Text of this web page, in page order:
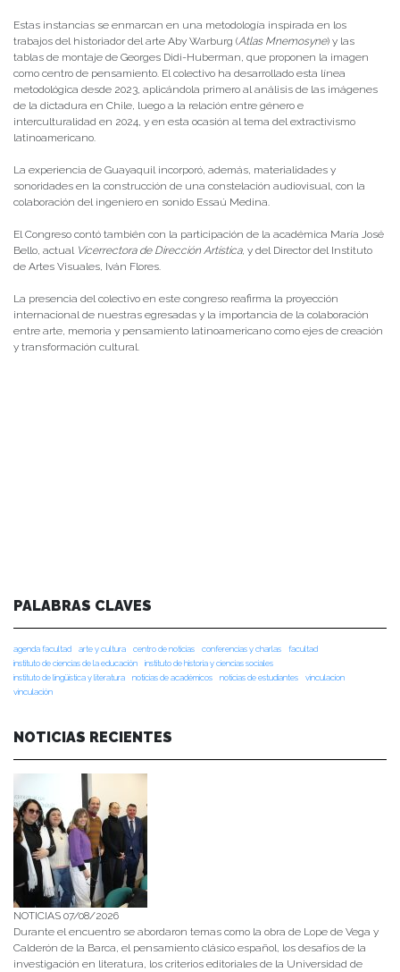
Estas instancias se enmarcan en una metodología inspirada en los
trabajos del historiador del arte Aby Warburg (Atlas Mnemosyne) y las
tablas de montaje de Georges Didi-Huberman, que proponen la imagen
como centro de pensamiento. El colectivo ha desarrollado esta línea
metodológica desde 2023, aplicándola primero al análisis de las imágenes
de la dictadura en Chile, luego a la relación entre género e
interculturalidad en 2024, y en esta ocasión al tema del extractivismo
latinoamericano.
La experiencia de Guayaquil incorporó, además, materialidades y
sonoridades en la construcción de una constelación audiovisual, con la
colaboración del ingeniero en sonido Essaú Medina.
El Congreso contó también con la participación de la académica María José
Bello, actual Vicerrectora de Dirección Artística, y del Director del Instituto
de Artes Visuales, Iván Flores.
La presencia del colectivo en este congreso reafirma la proyección
internacional de nuestras egresadas y la importancia de la colaboración
entre arte, memoria y pensamiento latinoamericano como ejes de creación
y transformación cultural.
PALABRAS CLAVES
agenda facultad arte y cultura centro de noticias conferencias y charlas
facultad
instituto de ciencias de la educación
instituto de historia y ciencias sociales
instituto de lingüística y literatura
noticias de académicos noticias de estudiantes
vinculacion
vinculación
NOTICIAS RECIENTES
NOTICIAS 07/08/2026
Durante el encuentro se abordaron temas como la obra de Lope de Vega y
Calderón de la Barca, el pensamiento clásico español, los desafíos de la
investigación en literatura, los criterios editoriales de la Universidad de